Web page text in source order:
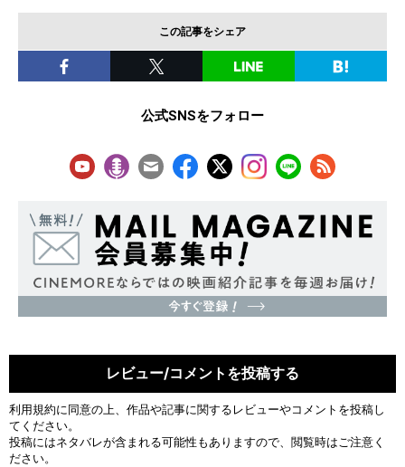
この記事をシェア
公式SNSをフォロー
レビュー/コメントを投稿する
利用規約に同意の上、作品や記事に関するレビューやコメントを投稿し
てください。
投稿にはネタバレが含まれる可能性もありますので、閲覧時はご注意く
ださい。